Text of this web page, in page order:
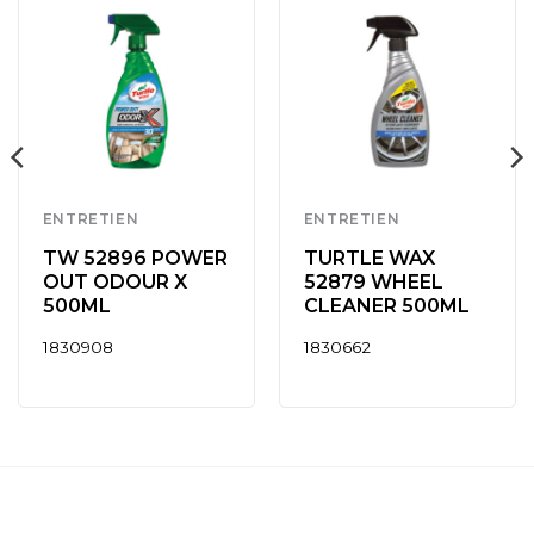
ENTRETIEN
TW 52896 POWER
OUT ODOUR X
500ML
1830908
ENTRETIEN
TURTLE WAX
52879 WHEEL
CLEANER 500ML
1830662